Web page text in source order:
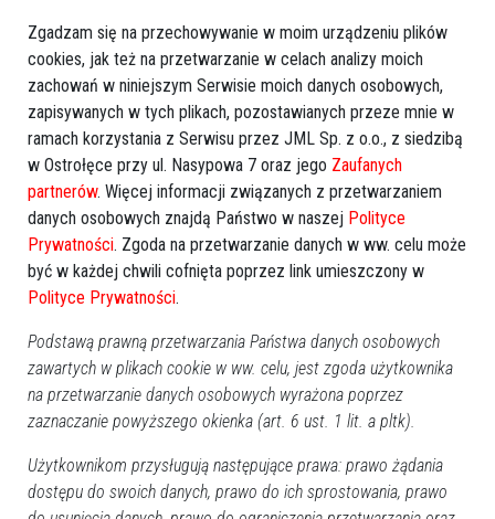
Podobne ogłoszenia
Centrum 2 pokojowe po
generalnym remoncie
Lokal do wynajęcia
Sprzedam działkę budowlaną
Zgadzam się na przechowywanie w moim urządzeniu plików
cookies, jak też na przetwarzanie w celach analizy moich
zachowań w niniejszym Serwisie moich danych osobowych,
zapisywanych w tych plikach, pozostawianych przeze mnie w
ramach korzystania z Serwisu przez JML Sp. z o.o., z siedzibą
w Ostrołęce przy ul. Nasypowa 7 oraz jego Zaufanych
partnerów. Więcej informacji związanych z przetwarzaniem
danych osobowych znajdą Państwo w naszej Polityce
Prywatności. Zgoda na przetwarzanie danych w ww. celu może
być w każdej chwili cofnięta poprzez link umieszczony w
Polityce Prywatności.
Podstawą prawną przetwarzania Państwa danych osobowych
zawartych w plikach cookie w ww. celu, jest zgoda użytkownika
na przetwarzanie danych osobowych wyrażona poprzez
zaznaczanie powyższego okienka (art. 6 ust. 1 lit. a pltk).
Użytkownikom przysługują następujące prawa: prawo żądania
dostępu do swoich danych, prawo do ich sprostowania, prawo